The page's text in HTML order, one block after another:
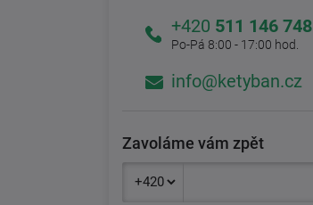
+420 511 146 748
Po-Pá 8:00 - 17:00 hod.
info@ketyban.cz
Zavoláme vám zpět